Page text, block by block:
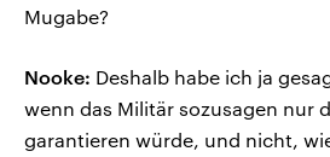
Mugabe?
Nooke: Deshalb habe ich ja
wenn das Militär sozusagen nur
garantieren würde, und nicht,